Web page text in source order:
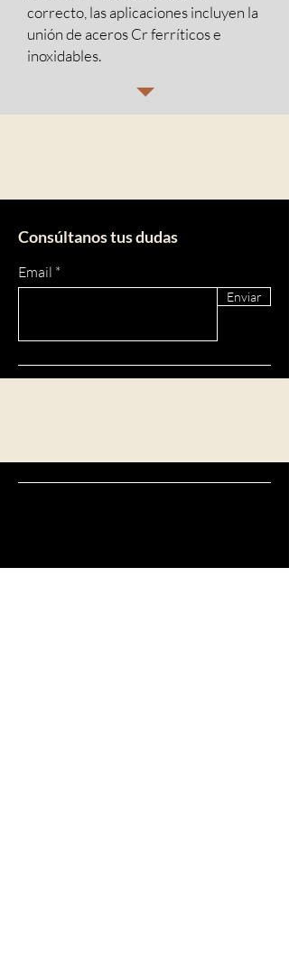
correcto, las aplicaciones incluyen la
unión de aceros Cr ferríticos e
inoxidables.
Consúltanos tus dudas
Email
Enviar